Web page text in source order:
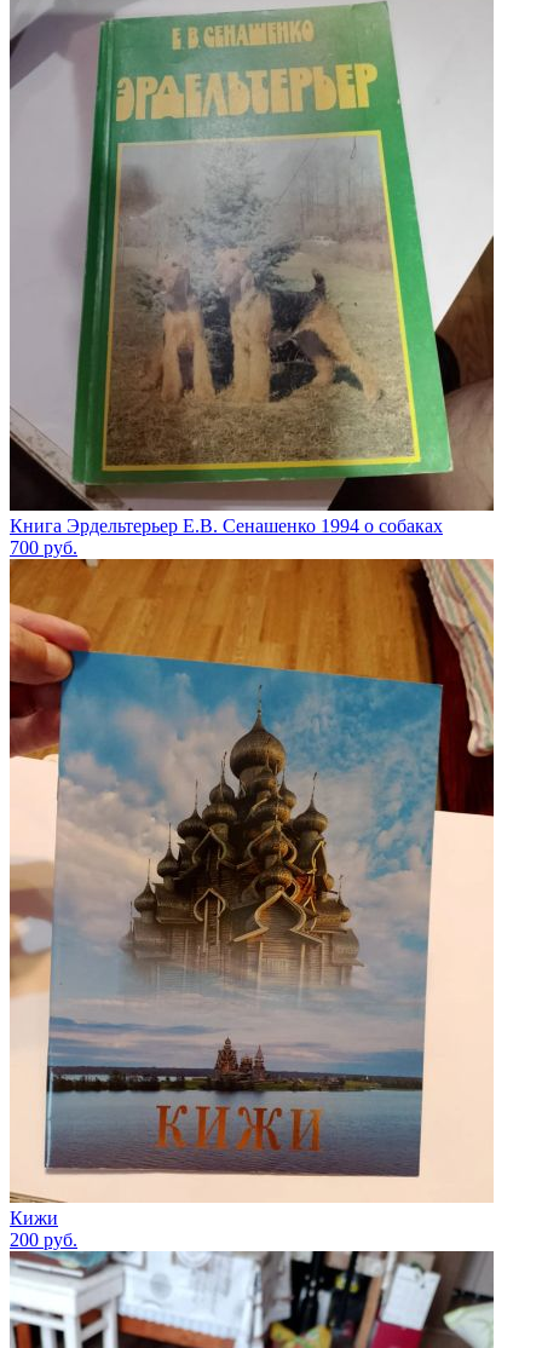
Книга Эрдельтерьер Е.В. Сенашенко 1994 о собаках
700 руб.
Кижи
200 руб.